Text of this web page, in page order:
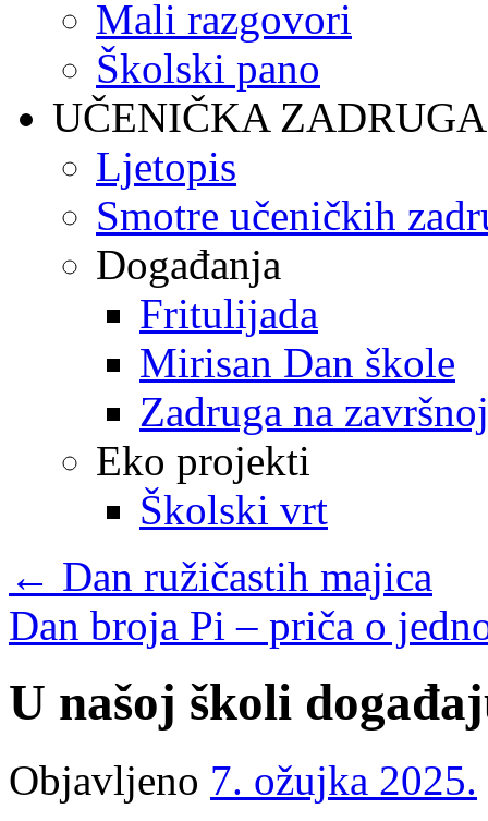
Mali razgovori
Školski pano
UČENIČKA ZADRUGA
Ljetopis
Smotre učeničkih
Događanja
Fritulijada
Mirisan Dan škole
Zadruga na
Eko projekti
Školski vrt
← Dan ružičastih majica
Dan broja Pi – priča o
U našoj školi
Objavljeno 7. ožujka 2025.